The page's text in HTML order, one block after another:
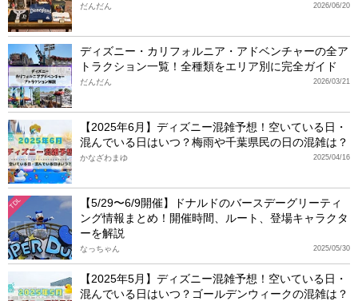
2026/06/20
だんだん
ディズニー・カリフォルニア・アドベンチャーの全ア
トラクション一覧！全種類をエリア別に完全ガイド
2026/03/21
だんだん
【2025年6月】ディズニー混雑予想！空いている日・
混んでいる日はいつ？梅雨や千葉県民の日の混雑は？
2025/04/16
かなざわまゆ
TDL
【5/29〜6/9開催】ドナルドのバースデーグリーティ
ング情報まとめ！開催時間、ルート、登場キャラクタ
ーを解説
2025/05/30
なっちゃん
【2025年5月】ディズニー混雑予想！空いている日・
混んでいる日はいつ？ゴールデンウィークの混雑は？